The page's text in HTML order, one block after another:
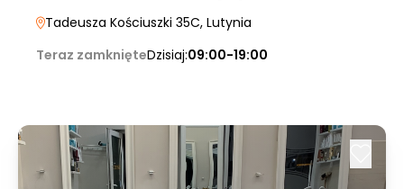
Tadeusza Kościuszki 35C, Lutynia
Teraz zamknięteDzisiaj:09:00-19:00